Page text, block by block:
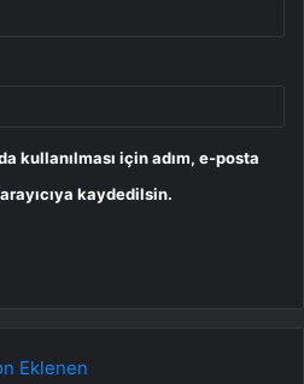
kullanılması için adım, e-posta
kaydedilsin.
Eklenen